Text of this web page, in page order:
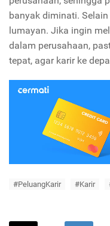
banyak diminati.
lumayan. Jika ingin
dalam perusahaan,
tepat, agar karir ke
#PeluangKarir #Karir